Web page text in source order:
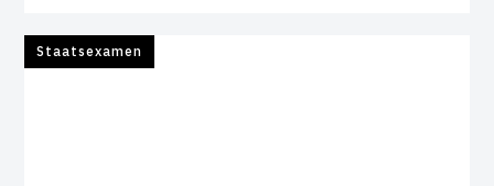
Staatsexamen